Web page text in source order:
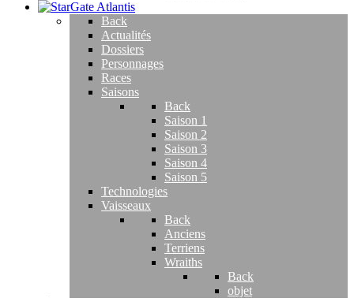
Back
Actualités
Dossiers
Personnages
Races
Saisons
Back
Saison 1
Saison 2
Saison 3
Saison 4
Saison 5
Technologies
Vaisseaux
Back
Anciens
Terriens
Wraiths
Back
objet